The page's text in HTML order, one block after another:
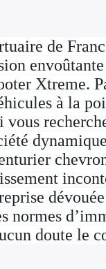
de
Xtreme.
à la
vous
normes
doute le